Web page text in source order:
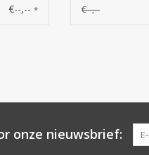
16
€--,-- *
polyester
€--,--
onze nieuwsbrief: